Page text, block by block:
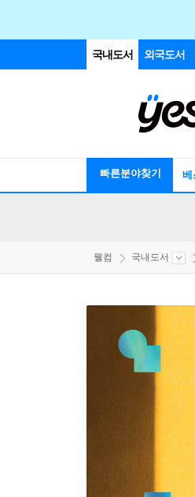
국내도서 외국도서
빠른분야찾기 베
웰컴 국내도서